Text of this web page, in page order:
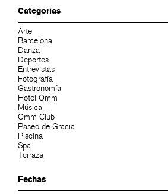
Categorías
Arte
Barcelona
Danza
Deportes
Entrevistas
Fotografía
Gastronomía
Hotel Omm
Música
Omm Club
Paseo de Gracia
Piscina
Spa
Terraza
Fechas